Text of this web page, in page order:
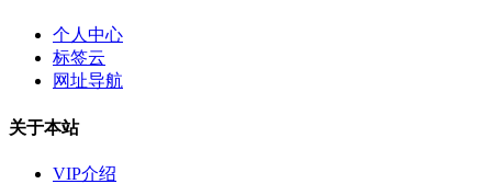
个人中心
标签云
网址导航
关于本站
VIP介绍